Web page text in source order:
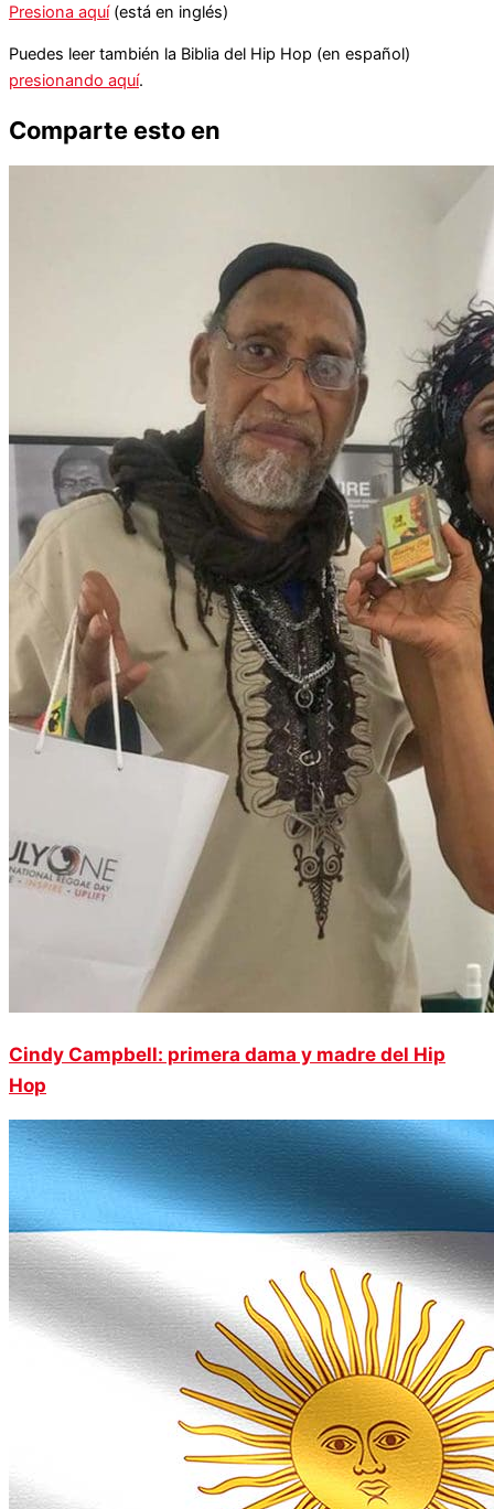
Presiona aquí(está en inglés)
Puedes leer también la Biblia del Hip Hop (en español)
presionando aquí.
Comparte esto en
Cindy Campbell: primera dama y madre del Hip
Hop